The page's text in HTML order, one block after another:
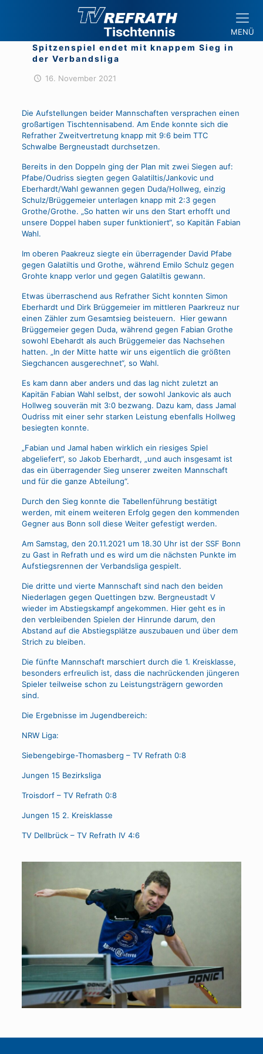
MENÜ
Spitzenspiel endet mit knappem Sieg in
der Verbandsliga
16. November 2021
Die Aufstellungen beider Mannschaften versprachen einen
großartigen Tischtennisabend. Am Ende konnte sich die
Refrather Zweitvertretung knapp mit 9:6 beim TTC
Schwalbe Bergneustadt durchsetzen.
Bereits in den Doppeln ging der Plan mit zwei Siegen auf:
Pfabe/Oudriss siegten gegen Galatiltis/Jankovic und
Eberhardt/Wahl gewannen gegen Duda/Hollweg, einzig
Schulz/Brüggemeier unterlagen knapp mit 2:3 gegen
Grothe/Grothe. „So hatten wir uns den Start erhofft und
unsere Doppel haben super funktioniert“, so Kapitän Fabian
Wahl.
Im oberen Paakreuz siegte ein überragender David Pfabe
gegen Galatiltis und Grothe, während Emilo Schulz gegen
Grohte knapp verlor und gegen Galatiltis gewann.
Etwas überraschend aus Refrather Sicht konnten Simon
Eberhardt und Dirk Brüggemeier im mittleren Paarkreuz nur
einen Zähler zum Gesamtsieg beisteuern. Hier gewann
Brüggemeier gegen Duda, während gegen Fabian Grothe
sowohl Ebehardt als auch Brüggemeier das Nachsehen
hatten. „In der Mitte hatte wir uns eigentlich die größten
Siegchancen ausgerechnet“, so Wahl.
Es kam dann aber anders und das lag nicht zuletzt an
Kapitän Fabian Wahl selbst, der sowohl Jankovic als auch
Hollweg souverän mit 3:0 bezwang. Dazu kam, dass Jamal
Oudriss mit einer sehr starken Leistung ebenfalls Hollweg
besiegten konnte.
„Fabian und Jamal haben wirklich ein riesiges Spiel
abgeliefert“, so Jakob Eberhardt, „und auch insgesamt ist
das ein überragender Sieg unserer zweiten Mannschaft
und für die ganze Abteilung“.
Durch den Sieg konnte die Tabellenführung bestätigt
werden, mit einem weiteren Erfolg gegen den kommenden
Gegner aus Bonn soll diese Weiter gefestigt werden.
Am Samstag, den 20.11.2021 um 18.30 Uhr ist der SSF Bonn
zu Gast in Refrath und es wird um die nächsten Punkte im
Aufstiegsrennen der Verbandsliga gespielt.
Die dritte und vierte Mannschaft sind nach den beiden
Niederlagen gegen Quettingen bzw. Bergneustadt V
wieder im Abstiegskampf angekommen. Hier geht es in
den verbleibenden Spielen der Hinrunde darum, den
Abstand auf die Abstiegsplätze auszubauen und über dem
Strich zu bleiben.
Die fünfte Mannschaft marschiert durch die 1. Kreisklasse,
besonders erfreulich ist, dass die nachrückenden jüngeren
Spieler teilweise schon zu Leistungsträgern geworden
sind.
Die Ergebnisse im Jugendbereich:
NRW Liga:
Siebengebirge-Thomasberg – TV Refrath 0:8
Jungen 15 Bezirksliga
Troisdorf – TV Refrath 0:8
Jungen 15 2. Kreisklasse
TV Dellbrück – TV Refrath IV 4:6